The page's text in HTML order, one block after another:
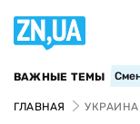
ВАЖНЫЕ ТЕМЫ
ГЛАВНАЯ УКРАИНА